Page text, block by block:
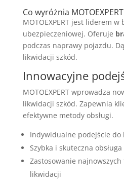
Co wyróżnia
MOTOEXPERT jest liderem w
ubezpieczeniowej. Oferuje
podczas naprawy pojazdu.
likwidacji szkód.
Innowacyjne
MOTOEXPERT wprowadza
likwidacji szkód. Zapewnia
efektywne metody obsługi.
Indywidualne podejście do
Szybka i skuteczna obsługa
Zastosowanie
likwidacji